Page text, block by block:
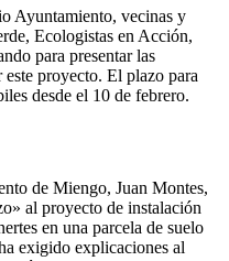
Ayuntamiento, vecinas y
Ecologistas en Acción,
para presentar las
este proyecto. El plazo para
desde el 10 de febrero.
de Miengo, Juan Montes,
al proyecto de instalación
en una parcela de suelo
exigido explicaciones al